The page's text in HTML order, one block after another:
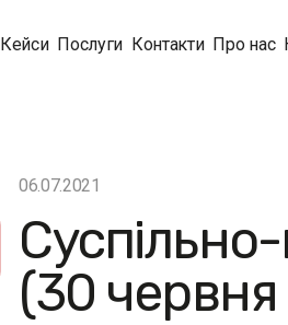
Кейси Послуги Контакти Про нас
06.07.2021
(30